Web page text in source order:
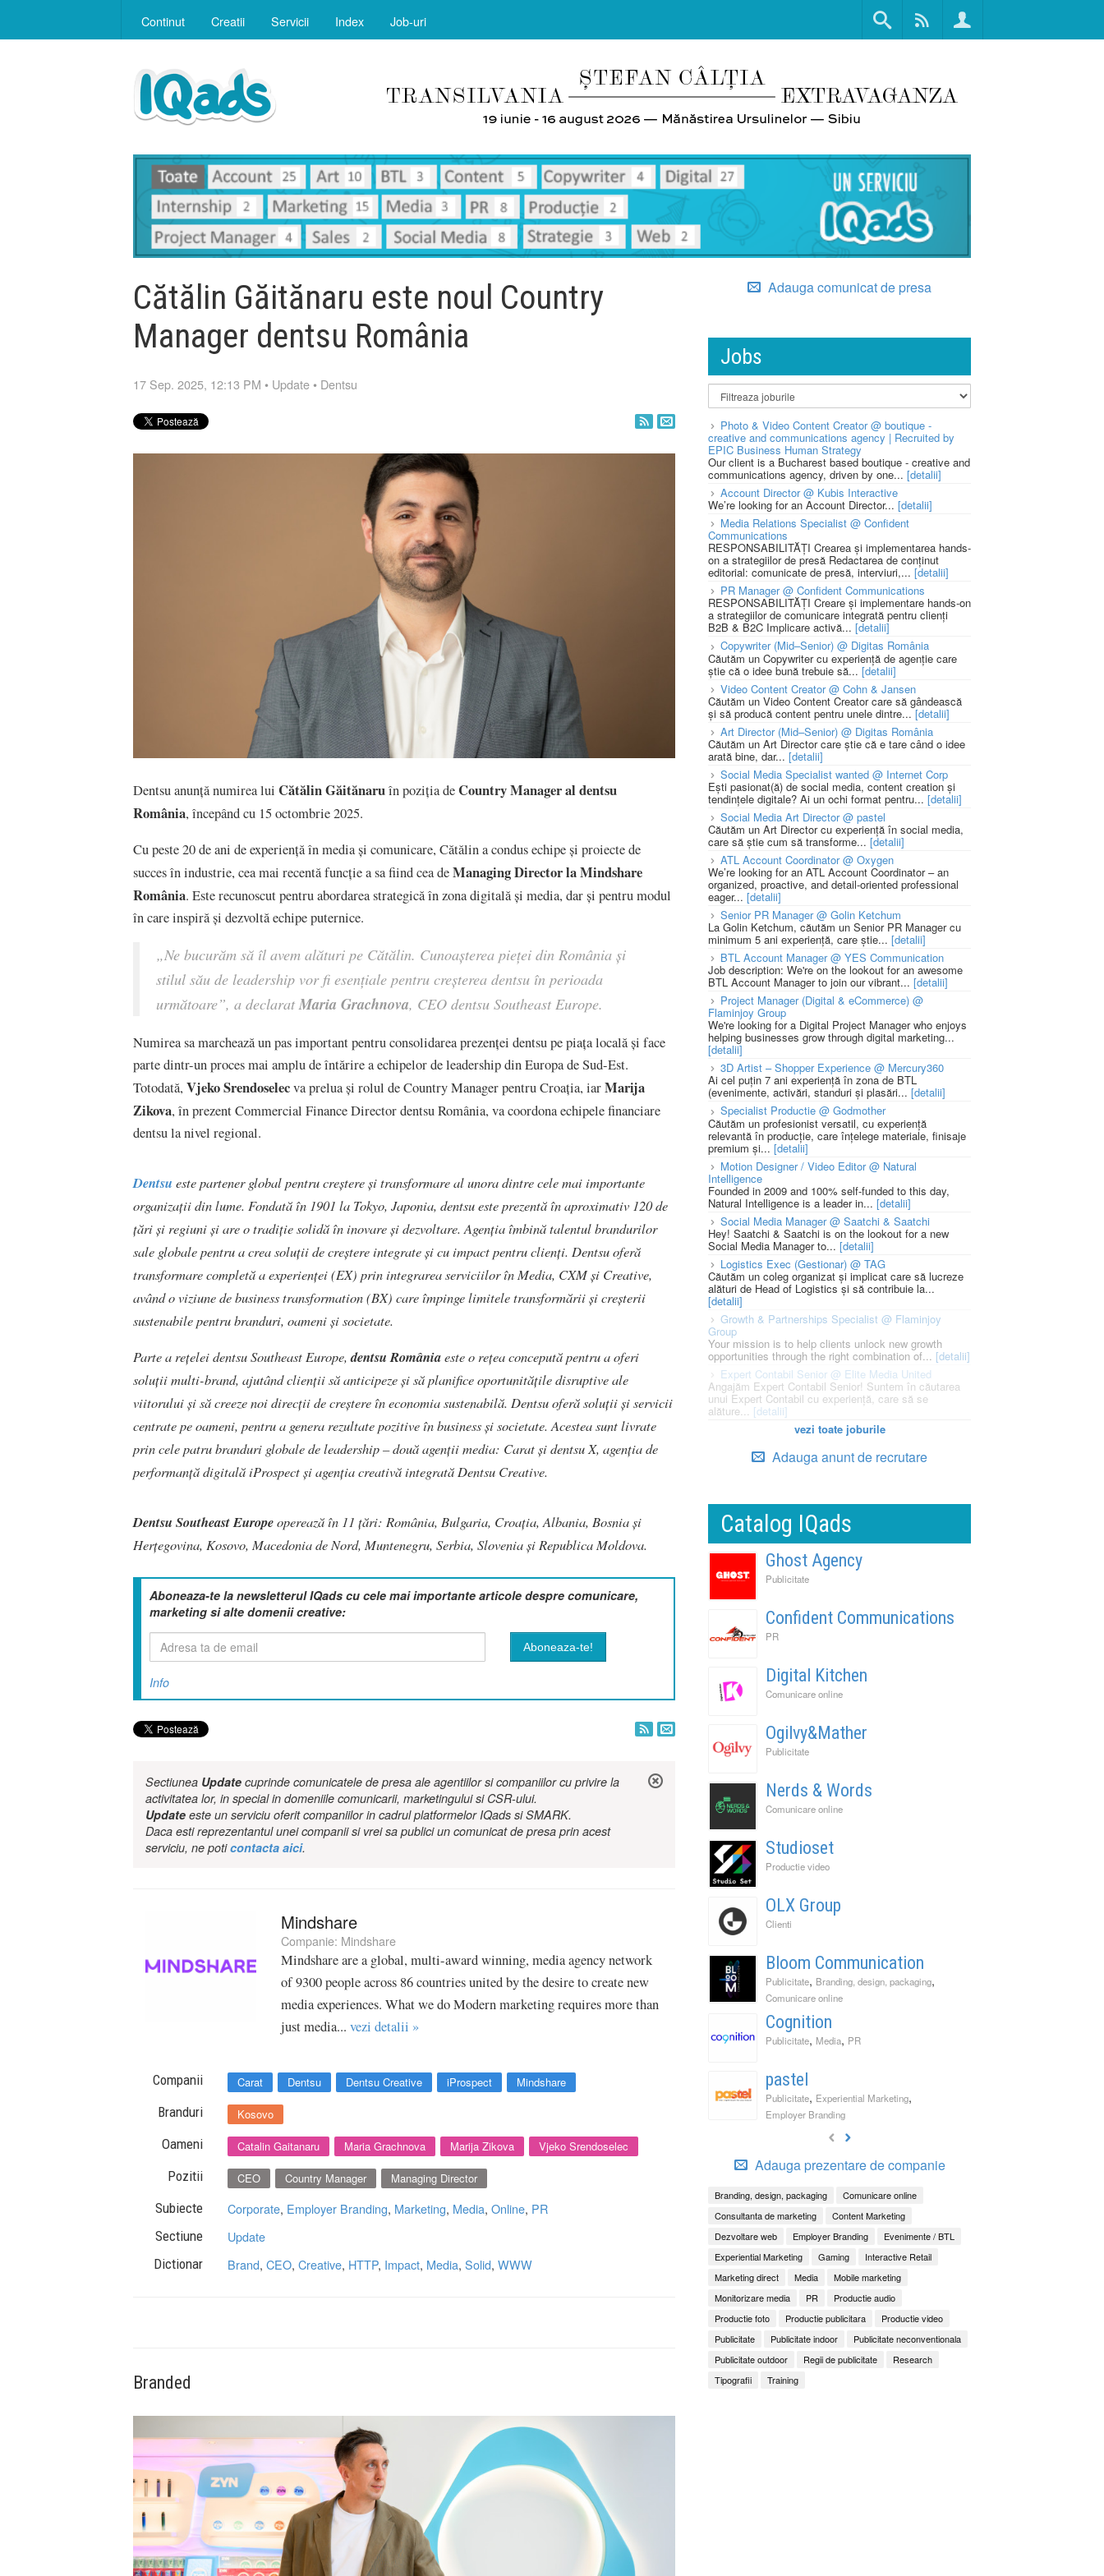
Continut Creatii Servicii Index Job-uri
Cătălin Găitănaru este noul Country
Manager dentsu România
17 Sep. 2025, 12:13 PM • Update • Dentsu
Dentsu anunță numirea lui Cătălin Găitănaruîn poziția deCountry Manager al dentsu
România, începând cu 15 octombrie 2025.
Cu peste 20 de ani de experiență în media și comunicare, Cătălin a condus echipe și proiecte de
succes în industrie, cea mai recentă funcție a sa fiind cea deManaging Director la Mindshare
România. Este recunoscut pentru abordarea strategică în zona digitală și media, dar și pentru modul
în care inspiră și dezvoltă echipe puternice.
„Ne bucurăm să îl avem alături pe Cătălin. Cunoașterea pieței din România și
stilul său de leadership vor fi esențiale pentru creșterea dentsu în perioada
următoare”, a declaratMaria Grachnova, CEO dentsu Southeast Europe.
Numirea sa marchează un pas important pentru consolidarea prezenței dentsu pe piața locală și face
parte dintr-un proces mai amplu de întărire a echipelor de leadership din Europa de Sud-Est.
Totodată, Vjeko Srendoselecva prelua și rolul de Country Manager pentru Croația, iarMarija
Zikova, în prezent Commercial Finance Director dentsu România, va coordona echipele financiare
dentsu la nivel regional.
Dentsu este partener global pentru creștere și transformare al unora dintre cele mai importante
organizații din lume. Fondată în 1901 la Tokyo, Japonia, dentsu este prezentă în aproximativ 120 de
țări și regiuni și are o tradiție solidă în inovare și dezvoltare. Agenția îmbină talentul brandurilor
sale globale pentru a crea soluții de creștere integrate și cu impact pentru clienți. Dentsu oferă
transformare completă a experienței (EX) prin integrarea serviciilor în Media, CXM și Creative,
având o viziune de business transformation (BX) care împinge limitele transformării și creșterii
sustenabile pentru branduri, oameni și societate.
Parte a rețelei dentsu Southeast Europe,dentsu Româniaeste o rețea concepută pentru a oferi
soluții multi-brand, ajutând clienții să anticipeze și să planifice oportunitățile disruptive ale
viitorului și să creeze noi direcții de creștere în economia sustenabilă. Dentsu oferă soluții și servicii
centrate pe oameni, pentru a genera rezultate pozitive în business și societate. Acestea sunt livrate
prin cele patru branduri globale de leadership – două agenții media: Carat și dentsu X, agenția de
performanță digitală iProspect și agenția creativă integrată Dentsu Creative.
Dentsu Southeast Europeoperează în 11 țări: România, Bulgaria, Croația, Albania, Bosnia și
Herțegovina, Kosovo, Macedonia de Nord, Muntenegru, Serbia, Slovenia și Republica Moldova.
Aboneaza-te la newsletterul IQads cu cele mai importante articole despre comunicare,
marketing si alte domenii creative:
Info
Sectiunea Update cuprinde comunicatele de presa ale agentiilor si companiilor cu privire la
activitatea lor, in special in domeniile comunicarii, marketingului si CSR-ului.
Update este un serviciu oferit companiilor in cadrul platformelor IQads si SMARK.
Daca esti reprezentantul unei companii si vrei sa publici un comunicat de presa prin acest
serviciu, ne poticontacta aici.
Mindshare
Companie: Mindshare
Mindshare are a global, multi-award winning, media agency network
of 9300 people across 86 countries united by the desire to create new
media experiences. What we do Modern marketing requires more than
just media... vezi detalii »
Companii Carat Dentsu Dentsu Creative iProspect Mindshare
Branduri Kosovo
Oameni Catalin Gaitanaru Maria Grachnova Marija Zikova Vjeko Srendoselec
Pozitii CEO Country Manager Managing Director
Subiecte Corporate, Employer Branding, Marketing, Media, Online, PR
Sectiune Update
Dictionar Brand, CEO, Creative, HTTP, Impact, Media, Solid, WWW
Branded
Adauga comunicat de presa
Jobs
Photo & Video Content Creator @ boutique -
creative and communications agency | Recruited by
EPIC Business Human Strategy
Our client is a Bucharest based boutique - creative and
communications agency, driven by one... [detalii]
Account Director @ Kubis Interactive
We’re looking for an Account Director... [detalii]
Media Relations Specialist @ Confident
Communications
RESPONSABILITĂȚI Crearea și implementarea hands-
on a strategiilor de presă Redactarea de conținut
editorial: comunicate de presă, interviuri,... [detalii]
PR Manager @ Confident Communications
RESPONSABILITĂȚI Creare și implementare hands-on
a strategiilor de comunicare integrată pentru clienți
B2B & B2C Implicare activă... [detalii]
Copywriter (Mid–Senior) @ Digitas România
Căutăm un Copywriter cu experiență de agenție care
știe că o idee bună trebuie să... [detalii]
Video Content Creator @ Cohn & Jansen
Căutăm un Video Content Creator care să gândească
și să producă content pentru unele dintre...[detalii]
Art Director (Mid–Senior) @ Digitas România
Căutăm un Art Director care știe că e tare când o idee
arată bine, dar... [detalii]
Social Media Specialist wanted @ Internet Corp
Ești pasionat(ă) de social media, content creation și
tendințele digitale? Ai un ochi format pentru... [detalii]
Social Media Art Director @ pastel
Căutăm un Art Director cu experiență în social media,
care să știe cum să transforme... [detalii]
ATL Account Coordinator @ Oxygen
We’re looking for an ATL Account Coordinator – an
organized, proactive, and detail-oriented professional
eager... [detalii]
Senior PR Manager @ Golin Ketchum
La Golin Ketchum, căutăm un Senior PR Manager cu
minimum 5 ani experiență, care știe... [detalii]
BTL Account Manager @ YES Communication
Job description: We're on the lookout for an awesome
BTL Account Manager to join our vibrant... [detalii]
Project Manager (Digital & eCommerce) @
Flaminjoy Group
We're looking for a Digital Project Manager who enjoys
helping businesses grow through digital marketing...
[detalii]
3D Artist – Shopper Experience @ Mercury360
Ai cel puțin 7 ani experiență în zona de BTL
(evenimente, activări, standuri și plasări... [detalii]
Specialist Productie @ Godmother
Căutăm un profesionist versatil, cu experiență
relevantă în producție, care înțelege materiale, finisaje
premium și... [detalii]
Motion Designer / Video Editor @ Natural
Intelligence
Founded in 2009 and 100% self-funded to this day,
Natural Intelligence is a leader in... [detalii]
Social Media Manager @ Saatchi & Saatchi
Hey! Saatchi & Saatchi is on the lookout for a new
Social Media Manager to... [detalii]
Logistics Exec (Gestionar) @ TAG
Căutăm un coleg organizat și implicat care să lucreze
alături de Head of Logistics și să contribuie la...
[detalii]
Growth & Partnerships Specialist @ Flaminjoy
Group
Your mission is to help clients unlock new growth
opportunities through the right combination of... [detalii]
Expert Contabil Senior @ Elite Media United
Angajăm Expert Contabil Senior! Suntem în căutarea
unui Expert Contabil cu experiență, care să se
alăture... [detalii]
vezi toate joburile
Adauga anunt de recrutare
Catalog IQads
Ghost Agency
Publicitate
Confident Communications
PR
Digital Kitchen
Comunicare online
Ogilvy&Mather
Publicitate
Nerds & Words
Comunicare online
Studioset
Productie video
OLX Group
Clienti
Bloom Communication
Publicitate, Branding, design, packaging,
Comunicare online
Cognition
Publicitate, Media, PR
pastel
Publicitate, Experiential Marketing,
Employer Branding
Adauga prezentare de companie
Branding, design, packaging
Comunicare online
Consultanta de marketing
Content Marketing
Dezvoltare web
Employer Branding
Evenimente / BTL
Experiential Marketing
Gaming
Interactive Retail
Marketing direct
Media
Mobile marketing
Monitorizare media
PR
Productie audio
Productie foto
Productie publicitara
Productie video
Publicitate
Publicitate indoor
Publicitate neconventionala
Publicitate outdoor
Regii de publicitate
Research
Tipografii
Training